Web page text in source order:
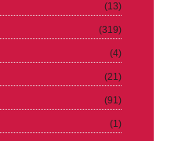
(13)
(319)
(4)
(21)
(91)
(1)